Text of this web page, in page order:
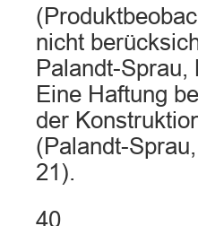
nicht
Palandt-Sprau,
Eine Haftung
der
(Palandt-
21).
40